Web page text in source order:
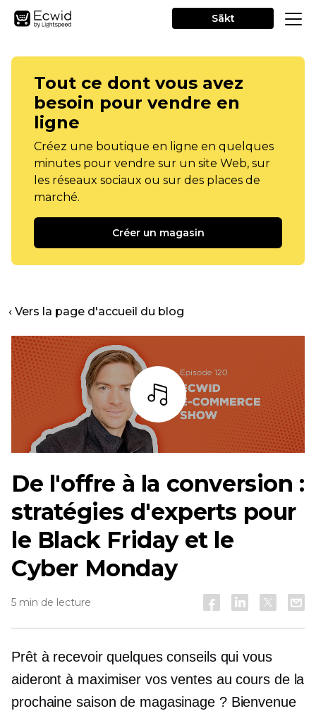
Sākt
Tout ce dont vous avez
besoin pour vendre en
ligne
Créez une boutique en ligne en quelques
minutes pour vendre sur un site Web, sur
les réseaux sociaux ou sur des places de
marché.
Créer un magasin
‹ Vers la page d'accueil du blog
Écoutez
De l'offre à la conversion :
stratégies d'experts pour
le Black Friday et le
Cyber Monday
5 min de lecture
Prêt à recevoir quelques conseils qui vous
aideront à maximiser vos ventes au cours de la
prochaine saison de magasinage ? Bienvenue